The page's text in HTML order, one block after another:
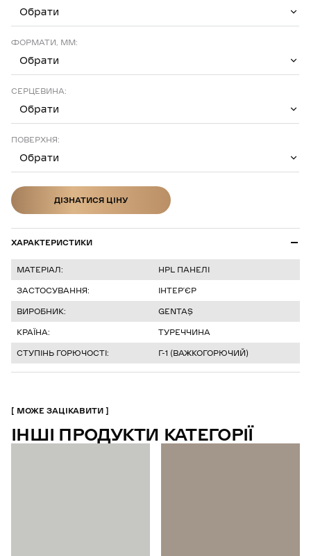
Обрати
ФОРМАТИ, ММ:
Обрати
СЕРЦЕВИНА:
Обрати
ПОВЕРХНЯ:
Обрати
ДІЗНАТИСЯ ЦІНУ
ХАРАКТЕРИСТИКИ
МАТЕРІАЛ:
HPL ПАНЕЛІ
ЗАСТОСУВАННЯ:
ІНТЕР’ЄР
ВИРОБНИК:
GENTAŞ
КРАЇНА:
ТУРЕЧЧИНА
СТУПІНЬ ГОРЮЧОСТІ:
Г-1 (ВАЖКОГОРЮЧИЙ)
МОЖЕ ЗАЦІКАВИТИ
ІНШІ ПРОДУКТИ КАТЕГОРІЇ